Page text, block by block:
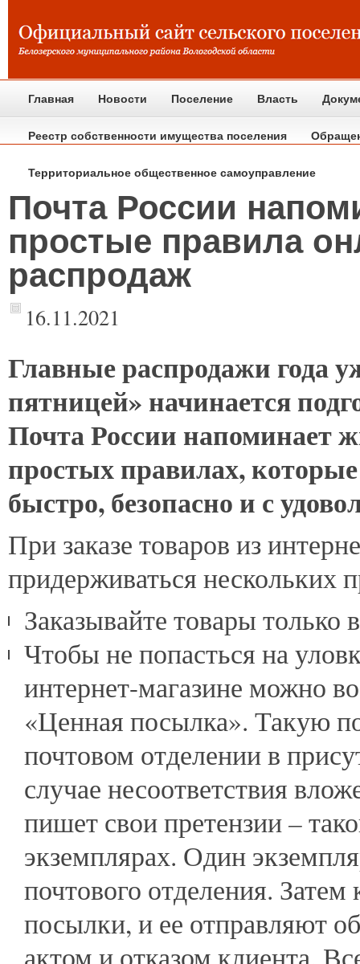
Главная Новости Поселение Власть
Реестр собственности имущества поселения
Территориальное общественное самоуправление
Почта России
простые правила
распродаж
16.11.2021
Главныераспродажи года
пятницей» начинается
Почта России напоминает
простых правилах,
быстро, безопасно и с
При заказе товаров из
придерживаться нескольких
Заказывайте товары только
Чтобы не попасться на
интернет-магазине можно
«Ценная посылка». Такую
почтовом отделении в
случае несоответствия
пишет свои претензии–
экземплярах. Один
почтового отделения.
посылки, и ее отправляют
актом и отказом клиента.